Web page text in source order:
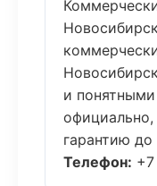
Новосибирск
и
гарантию до
Телефон: